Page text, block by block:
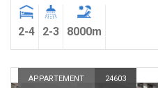
2-4 2-3 8000m
APPARTEMENT 24603